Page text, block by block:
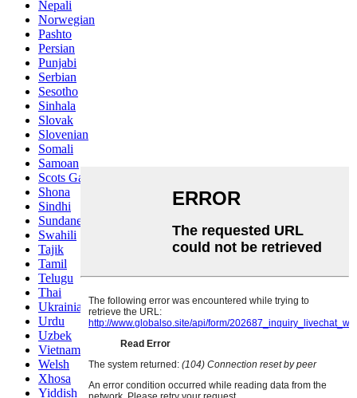
Nepali
Norwegian
Pashto
Persian
Punjabi
Serbian
Sesotho
Sinhala
Slovak
Slovenian
Somali
Samoan
Scots Gaelic
Shona
Sindhi
Sundanese
Swahili
Tajik
Tamil
Telugu
Thai
Ukrainian
Urdu
Uzbek
Vietnamese
Welsh
Xhosa
Yiddish